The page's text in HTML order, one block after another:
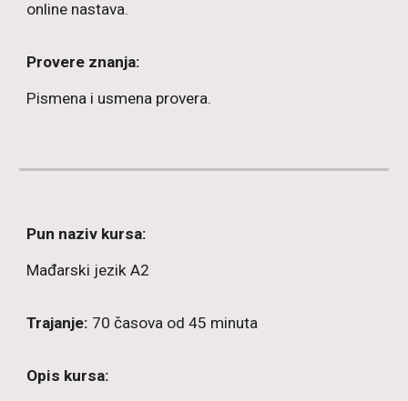
online nastava.
Provere znanja:
Pismena i usmena provera.
Pun naziv kursa:
Mađarski jezik A2
Trajanje: 70 časova od 45 minuta
Opis kursa: